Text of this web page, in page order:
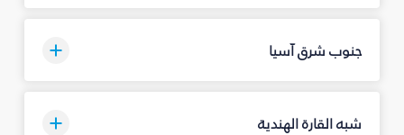
جنوب شرق آسيا
شبه القارة الهندية